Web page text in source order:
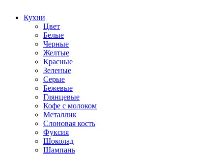
Кухни
Цвет
Белые
Черные
Желтые
Красные
Зеленые
Серые
Бежевые
Глянцевые
Кофе с молоком
Металлик
Слоновая кость
Фуксия
Шоколад
Шампань